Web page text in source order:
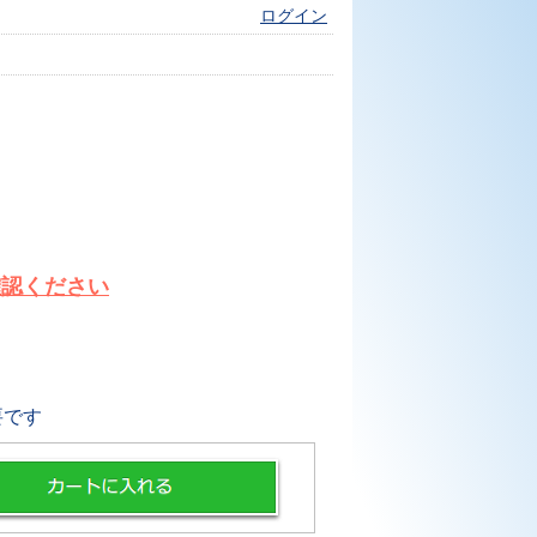
ログイン
ください
す